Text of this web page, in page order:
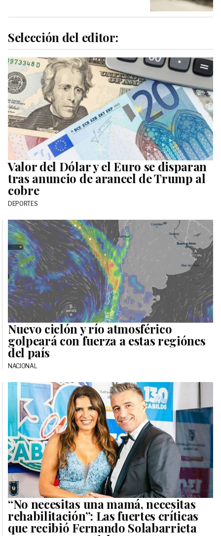
Selección del editor:
Valor del Dólar y el Euro se disparan
tras anuncio de arancel de Trump al
cobre
DEPORTES
Nuevo ciclón y río atmosférico
golpeará con fuerza a estas regiónes
del país
NACIONAL
“No necesitas una mamá, necesitas
rehabilitación”: Las fuertes críticas
que recibió Fernando Solabarrieta